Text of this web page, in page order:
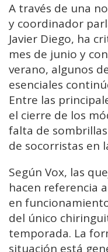
A través de una
y coordinador
Javier Diego, ha
mes de junio y
verano, algunos
esenciales
Entre las
el cierre de los
falta de
de socorristas en
Según Vox, las
hacen referencia
en
del único
temporada. La
situación está